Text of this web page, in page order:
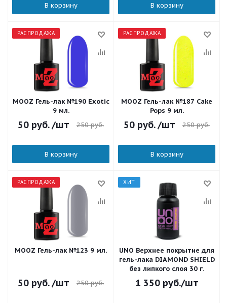
В корзину В корзину
РАСПРОДАЖА
MOOZ Гель-лак №190 Exotic
9 мл.
50 руб. /шт 250руб.
В корзину
РАСПРОДАЖА
MOOZ Гель-лак №187 Cake
Pops 9 мл.
50 руб. /шт 250руб.
В корзину
РАСПРОДАЖА
MOOZ Гель-лак №123 9 мл.
50 руб. /шт 250руб.
ХИТ
UNO Верхнее покрытие для
гель-лака DIAMOND SHIELD
без липкого слоя 30 г.
1 350руб./шт